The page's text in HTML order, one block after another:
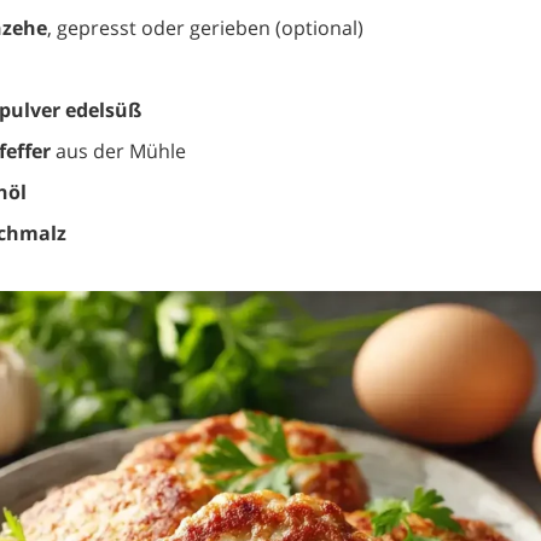
, gepresst oder gerieben (optional)
edelsüß
aus der Mühle